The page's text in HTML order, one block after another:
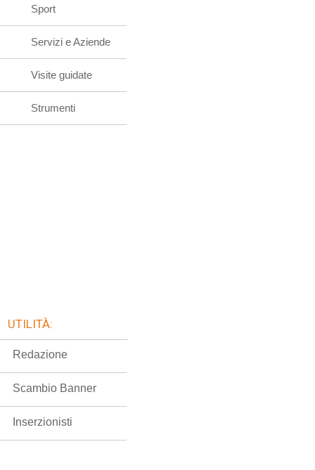
Sport
Servizi e Aziende
Visite guidate
Strumenti
UTILITÀ:
Redazione
Scambio Banner
Inserzionisti